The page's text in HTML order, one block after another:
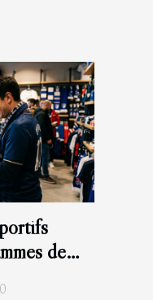
de